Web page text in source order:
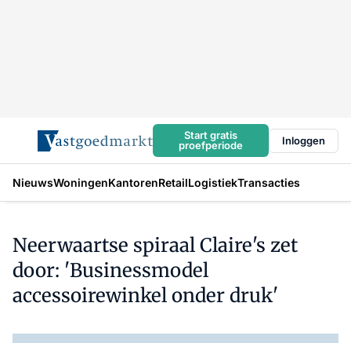
Start gratis
proefperiode
Inloggen
NieuwsWoningenKantorenRetailLogistiekTransacties
Neerwaartse spiraal Claire's zet
door: 'Businessmodel
accessoirewinkel onder druk'